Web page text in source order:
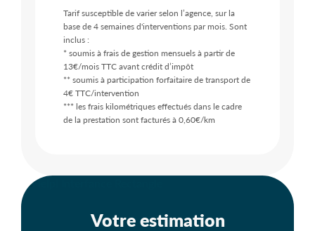
Tarif susceptible de varier selon l’agence, sur la
base de 4 semaines d'interventions par mois. Sont
inclus :
* soumis à frais de gestion mensuels à partir de
13€/mois TTC avant crédit d’impôt
** soumis à participation forfaitaire de transport de
4€ TTC/intervention
*** les frais kilométriques effectués dans le cadre
de la prestation sont facturés à 0,60€/km
Votre estimation